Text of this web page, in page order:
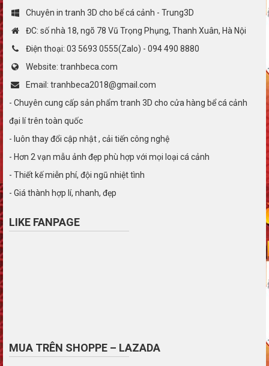
Chuyên in tranh 3D cho bể cá cảnh - Trung3D
ĐC: số nhà 18, ngõ 78 Vũ Trọng Phụng, Thanh Xuân, Hà Nội
Điện thoại: 03 5693 0555(Zalo) - 094 490 8880
Website: tranhbeca.com
Email: tranhbeca2018@gmail.com
- Chuyên cung cấp sản phẩm tranh 3D cho cửa hàng bể cá cảnh
đại lí trên toàn quốc
- luôn thay đổi cập nhật , cải tiến công nghệ
- Hơn 2 vạn mẫu ảnh đẹp phù hợp với mọi loại cá cảnh
- Thiết kế miễn phí, đội ngũ nhiệt tình
- Giá thành hợp lí, nhanh, đẹp
LIKE FANPAGE
MUA TRÊN SHOPPE – LAZADA